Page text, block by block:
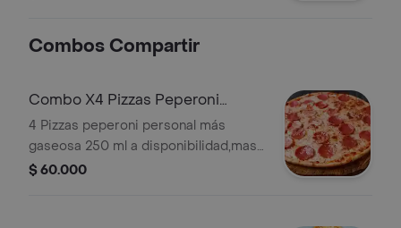
Combos Compartir
Combo X4 Pizzas Peperoni
Personal
4 Pizzas peperoni personal más
gaseosa 250 ml a disponibilidad,masa
y salsa napoles de la casa, queso
$ 60.000